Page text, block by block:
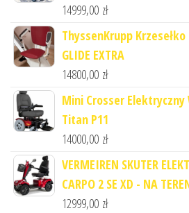
14999,00 zł
ThyssenKrupp
GLIDE EXTRA
14800,00 zł
Mini Crosser
Titan P11
14000,00 zł
VERMEIREN SKUTER
CARPO 2 SE XD - NA
12999,00 zł